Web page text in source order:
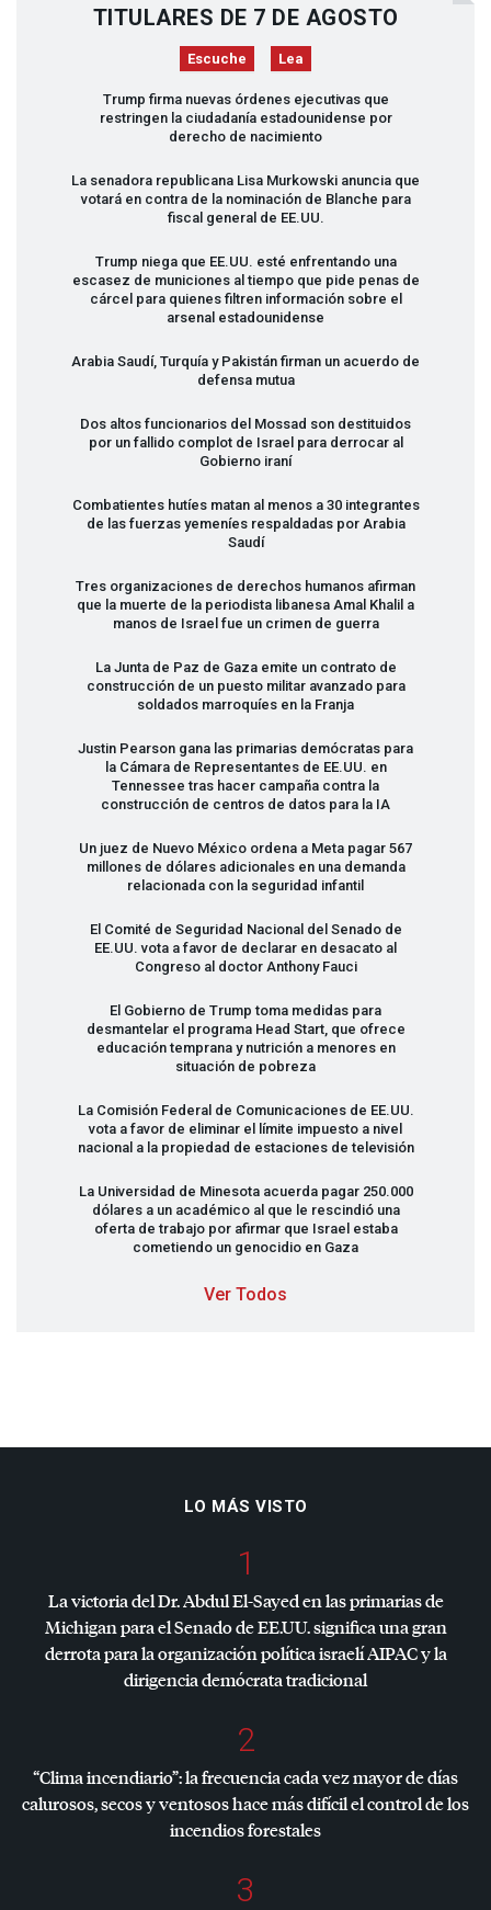
TITULARES DE 7 DE AGOSTO
Escuche Lea
Trump firma nuevas órdenes ejecutivas que
restringen la ciudadanía estadounidense por
derecho de nacimiento
La senadora republicana Lisa Murkowski anuncia que
votará en contra de la nominación de Blanche para
fiscal general de EE.UU.
Trump niega que EE.UU. esté enfrentando una
escasez de municiones al tiempo que pide penas de
cárcel para quienes filtren información sobre el
arsenal estadounidense
Arabia Saudí, Turquía y Pakistán firman un acuerdo de
defensa mutua
Dos altos funcionarios del Mossad son destituidos
por un fallido complot de Israel para derrocar al
Gobierno iraní
Combatientes hutíes matan al menos a 30 integrantes
de las fuerzas yemeníes respaldadas por Arabia
Saudí
Tres organizaciones de derechos humanos afirman
que la muerte de la periodista libanesa Amal Khalil a
manos de Israel fue un crimen de guerra
La Junta de Paz de Gaza emite un contrato de
construcción de un puesto militar avanzado para
soldados marroquíes en la Franja
Justin Pearson gana las primarias demócratas para
la Cámara de Representantes de EE.UU. en
Tennessee tras hacer campaña contra la
construcción de centros de datos para la IA
Un juez de Nuevo México ordena a Meta pagar 567
millones de dólares adicionales en una demanda
relacionada con la seguridad infantil
El Comité de Seguridad Nacional del Senado de
EE.UU. vota a favor de declarar en desacato al
Congreso al doctor Anthony Fauci
El Gobierno de Trump toma medidas para
desmantelar el programa Head Start, que ofrece
educación temprana y nutrición a menores en
situación de pobreza
La Comisión Federal de Comunicaciones de EE.UU.
vota a favor de eliminar el límite impuesto a nivel
nacional a la propiedad de estaciones de televisión
La Universidad de Minesota acuerda pagar 250.000
dólares a un académico al que le rescindió una
oferta de trabajo por afirmar que Israel estaba
cometiendo un genocidio en Gaza
Ver Todos
LO MÁS VISTO
1
La victoria del Dr. Abdul El-Sayed en las primarias de
Michigan para el Senado de EE.UU. significa una gran
derrota para la organización política israelíAIPACy la
dirigencia demócrata tradicional
2
“Clima incendiario”: la frecuencia cada vez mayor de días
calurosos, secos y ventosos hace más difícil el control de los
incendios forestales
3